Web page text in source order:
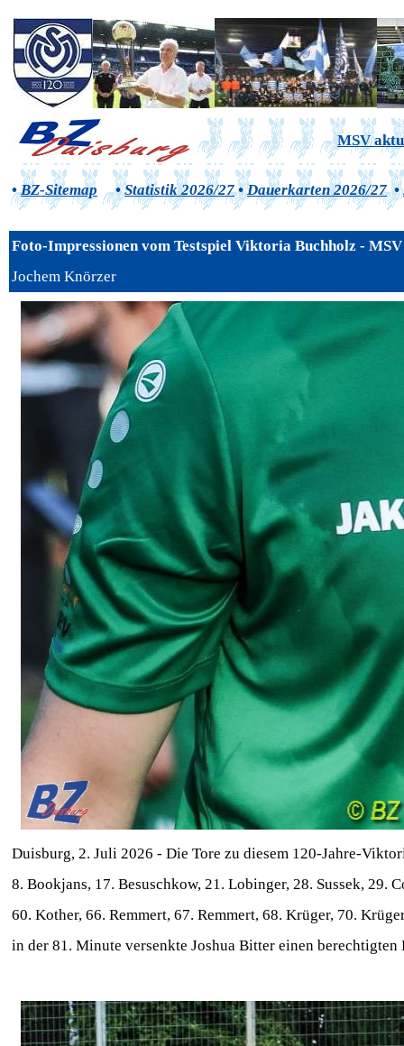
MSV
•BZ-Sitemap •Statistik 2026/27•Dauerkarten 2026/27 •
Foto-Impressionen vom Testspiel Viktoria Buchholz -
Jochem Knörzer
Duisburg, 2. Juli 2026 - Die Tore zu diesem 120-Jahre-
8. Bookjans, 17. Besuschkow, 21. Lobinger, 28. Sussek, 29.
60. Kother, 66. Remmert, 67. Remmert, 68. Krüger, 70.
in der 81. Minute versenkte Joshua Bitter einen berechtigten